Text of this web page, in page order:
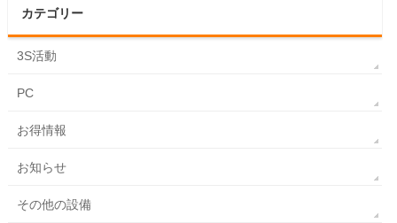
カテゴリー
3S活動
PC
お得情報
お知らせ
その他の設備